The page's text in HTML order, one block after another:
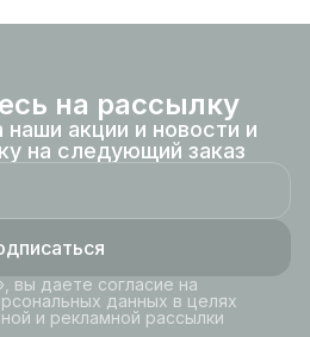
на рассылку
акции и новости и
на следующий заказ
вы даете согласие на
данных в целях
и рекламной рассылки